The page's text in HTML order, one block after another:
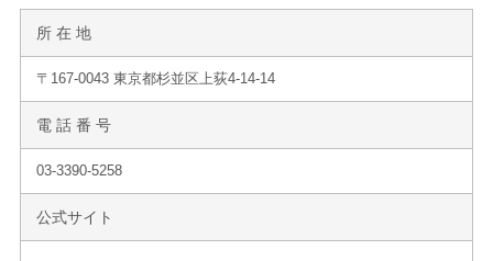
所 在 地
〒167-0043 東京都杉並区上荻4-14-14
電 話 番 号
03-3390-5258
公式サイト